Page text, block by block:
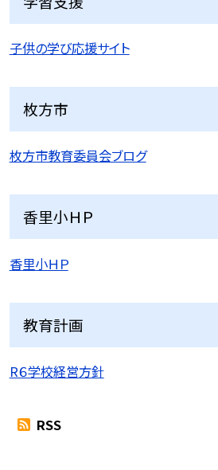
子供の学び応援サイト
枚方市
枚方市教育委員会ブログ
香里小ＨＰ
香里小ＨＰ
教育計画
R６学校経営方針
RSS